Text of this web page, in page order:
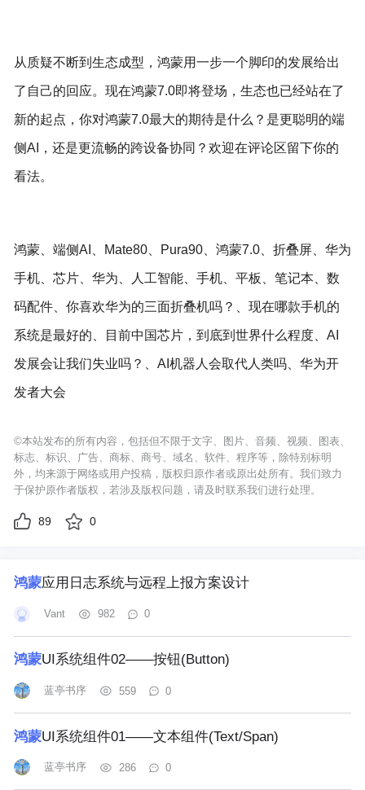
从质疑不断到生态成型，鸿蒙用一步一个脚印的发展给出
了自己的回应。现在鸿蒙7.0即将登场，生态也已经站在了
新的起点，你对鸿蒙7.0最大的期待是什么？是更聪明的端
侧AI，还是更流畅的跨设备协同？欢迎在评论区留下你的
看法。
鸿蒙、端侧AI、Mate80、Pura90、鸿蒙7.0、折叠屏、华为
手机、芯片、华为、人工智能、手机、平板、笔记本、数
码配件、你喜欢华为的三面折叠机吗？、现在哪款手机的
系统是最好的、目前中国芯片，到底到世界什么程度、AI
发展会让我们失业吗？、AI机器人会取代人类吗、华为开
发者大会
©本站发布的所有内容，包括但不限于文字、图片、音频、视频、图表、
标志、标识、广告、商标、商号、域名、软件、程序等，除特别标明
外，均来源于网络或用户投稿，版权归原作者或原出处所有。我们致力
于保护原作者版权，若涉及版权问题，请及时联系我们进行处理。
89 0
鸿蒙应用日志系统与远程上报方案设计
Vant 982 0
鸿蒙UI系统组件02——按钮(Button)
蓝亭书序 559 0
鸿蒙UI系统组件01——文本组件(Text/Span)
蓝亭书序 286 0